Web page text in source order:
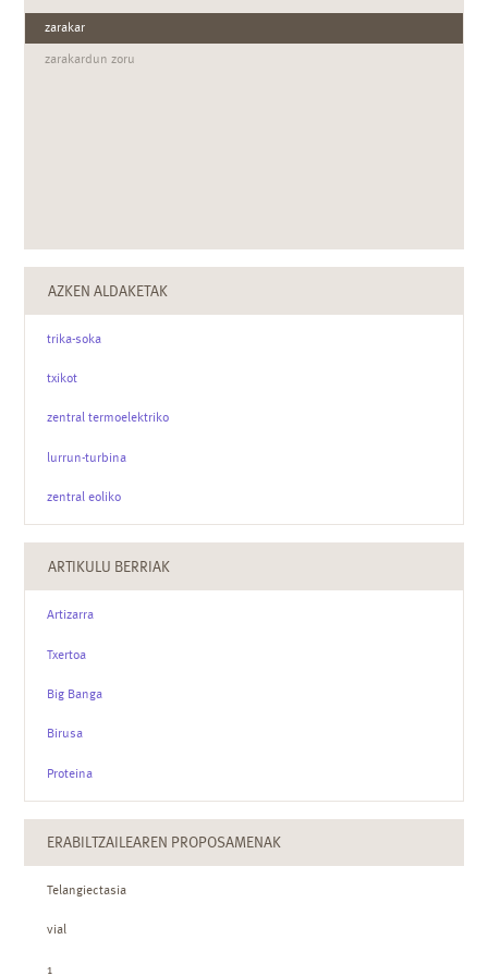
zarakar
zarakardun zoru
AZKEN ALDAKETAK
trika-soka
txikot
zentral termoelektriko
lurrun-turbina
zentral eoliko
ARTIKULU BERRIAK
Artizarra
Txertoa
Big Banga
Birusa
Proteina
ERABILTZAILEAREN PROPOSAMENAK
Telangiectasia
vial
1